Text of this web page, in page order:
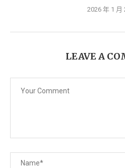
2026 年 1 月
LEAVE A